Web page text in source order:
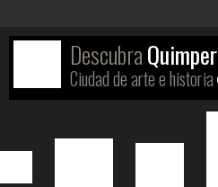
DescubraQuimper
Ciudad de arte e historia